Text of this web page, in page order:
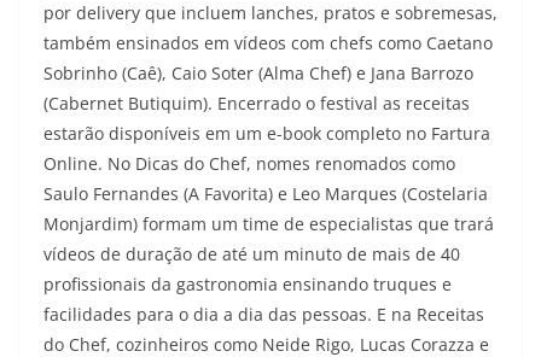
por delivery que incluem lanches, pratos e sobremesas,
também ensinados em vídeos com chefs como Caetano
Sobrinho (Caê), Caio Soter (Alma Chef) e Jana Barrozo
(Cabernet Butiquim). Encerrado o festival as receitas
estarão disponíveis em um e-book completo no Fartura
Online. No Dicas do Chef, nomes renomados como
Saulo Fernandes (A Favorita) e Leo Marques (Costelaria
Monjardim) formam um time de especialistas que trará
vídeos de duração de até um minuto de mais de 40
profissionais da gastronomia ensinando truques e
facilidades para o dia a dia das pessoas. E na Receitas
do Chef, cozinheiros como Neide Rigo, Lucas Corazza e